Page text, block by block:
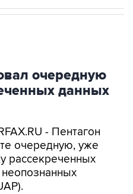
очередную
данных
- Пентагон
очередную, уже
рассекреченных